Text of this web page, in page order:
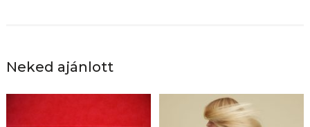
Neked ajánlott